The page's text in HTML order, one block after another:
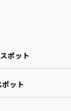
ポット
ット